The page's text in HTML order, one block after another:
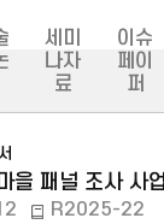
세미
나자
료
이슈
페이
퍼
을 패널 조사 사
R2025-22